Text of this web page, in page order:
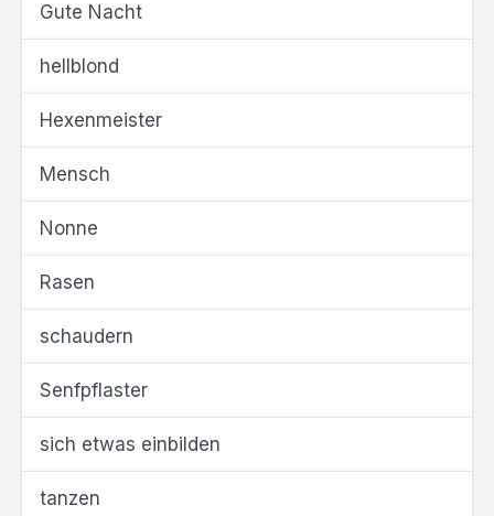
Gute Nacht
hellblond
Hexenmeister
Mensch
Nonne
Rasen
schaudern
Senfpflaster
sich etwas einbilden
tanzen